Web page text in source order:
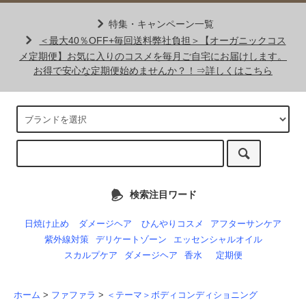
特集・キャンペーン一覧
＜最大40％OFF+毎回送料弊社負担＞【オーガニックコス
メ定期便】お気に入りのコスメを毎月ご自宅にお届けします。
お得で安心な定期便始めませんか？！⇒詳しくはこちら
検索注目ワード
日焼け止め ダメージヘア ひんやりコスメ
アフターサンケア
紫外線対策
デリケートゾーン
エッセンシャルオイル
スカルプケア
ダメージヘア 香水 定期便
ホーム > ファファラ > ＜テーマ＞ボディコンディショニング